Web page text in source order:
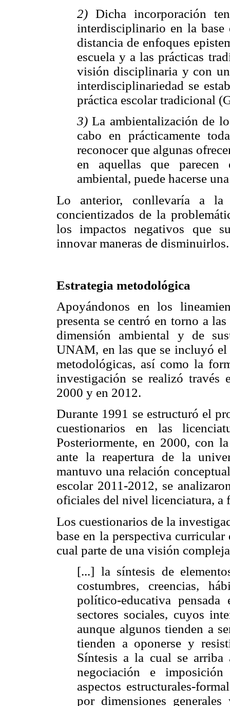
2) Dicha incorporación
interdisciplinario en la base
distancia de enfoques
escuela y a las prácticas
visión disciplinaria y con
interdisciplinariedad se
práctica escolar tradicional
3) La ambientalización de
cabo en prácticamente
reconocer que algunas
en aquellas que parecen
ambiental, puede hacerse
Lo anterior, conllevaría a la
concientizados de la
los impactos negativos que
innovar maneras de disminuirlos.
Estrategia metodológica
Apoyándonos en los
presenta se centró en torno a
dimensión ambiental y de
UNAM, en las que se incluyó el
metodológicas, así como la
investigación se realizó través
2000 y en 2012.
Durante 1991 se estructuró el
cuestionarios en las
Posteriormente, en 2000, con
ante la reapertura de la
mantuvo una relación
escolar 2011-2012, se
oficiales del nivel licenciatura, a
Los cuestionarios de la
base en la perspectiva
cual parte de una visión
[...] la síntesis de
costumbres, creencias,
político-educativa
sectores sociales, cuyos
aunque algunos tienden a
tienden a oponerse y
Síntesis a la cual se arriba
negociación e
aspectos estructurales-
por dimensiones